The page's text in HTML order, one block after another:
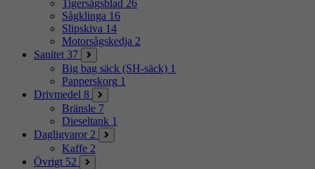
Tigersågsblad 26
Sågklinga 16
Slipskiva 14
Motorsågskedja 2
Sanitet 37
Big bag säck (SH-säck) 1
Papperskorg 1
Drivmedel 8
Bränsle 7
Dieseltank 1
Dagligvaror 2
Kaffe 2
Övrigt 52